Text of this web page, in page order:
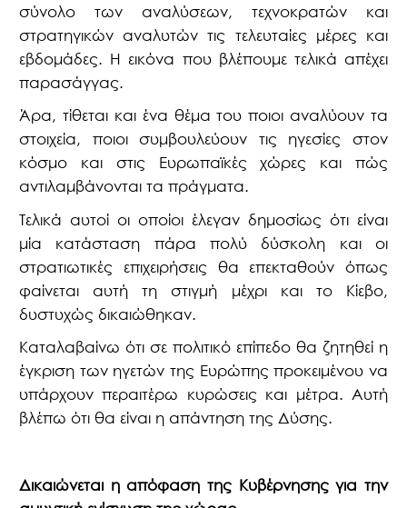
σύνολο των αναλύσεων, τεχνοκρατών και
στρατηγικών αναλυτών τις τελευταίες μέρες και
εβδομάδες. Η εικόνα που βλέπουμε τελικά απέχει
παρασάγγας.
Άρα, τίθεται και ένα θέμα του ποιοι αναλύουν τα
στοιχεία, ποιοι συμβουλεύουν τις ηγεσίες στον
κόσμο και στις Ευρωπαϊκές χώρες και πώς
αντιλαμβάνονται τα πράγματα.
Τελικά αυτοί οι οποίοι έλεγαν δημοσίως ότι είναι
μία κατάσταση πάρα πολύ δύσκολη και οι
στρατιωτικές επιχειρήσεις θα επεκταθούν όπως
φαίνεται αυτή τη στιγμή μέχρι και το Κίεβο,
δυστυχώς δικαιώθηκαν.
Καταλαβαίνω ότι σε πολιτικό επίπεδο θα ζητηθεί η
έγκριση των ηγετών της Ευρώπης προκειμένου να
υπάρχουν περαιτέρω κυρώσεις και μέτρα. Αυτή
βλέπω ότι θα είναι η απάντηση της Δύσης.
Δικαιώνεται η απόφαση της Κυβέρνησης για την